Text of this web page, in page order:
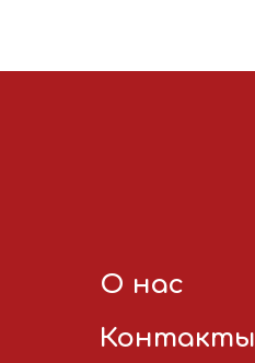
О нас
Контакты